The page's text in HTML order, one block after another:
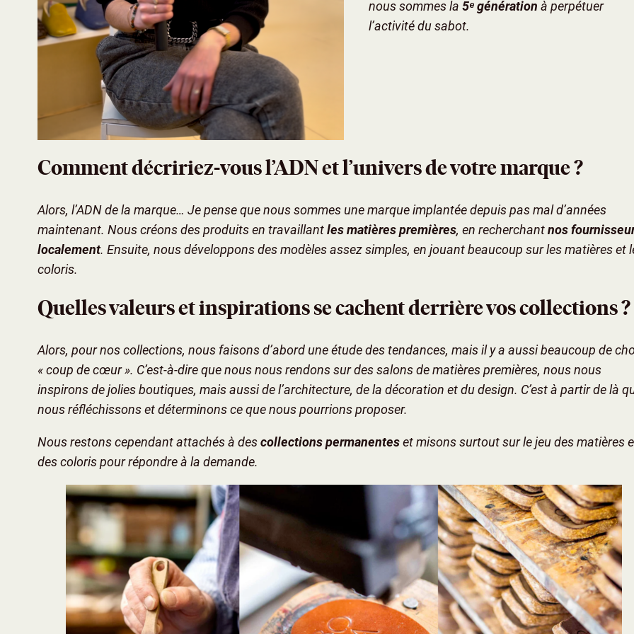
nous sommes la5ᵉ génération à perpétuer
l’activité du sabot.
Comment décririez-vous l’ADN et l’univers de votre marque ?
Alors, l’ADN de la marque… Je pense que nous sommes une marque implantée depuis pas mal d’années
maintenant. Nous créons des produits en travaillantles matières premières, en recherchantnos
localement. Ensuite, nous développons des modèles assez simples, en jouant beaucoup sur les matières et
coloris.
Quelles valeurs et inspirations se cachent derrière vos collections ?
Alors, pour nos collections, nous faisons d’abord une étude des tendances, mais il y a aussi beaucoup de
« coup de cœur ». C’est-à-dire que nous nous rendons sur des salons de matières premières, nous nous
inspirons de jolies boutiques, mais aussi de l’architecture, de la décoration et du design. C’est à partir de là
nous réfléchissons et déterminons ce que nous pourrions proposer.
Nous restons cependant attachés à descollections permanenteset misons surtout sur le jeu des matières
des coloris pour répondre à la demande.